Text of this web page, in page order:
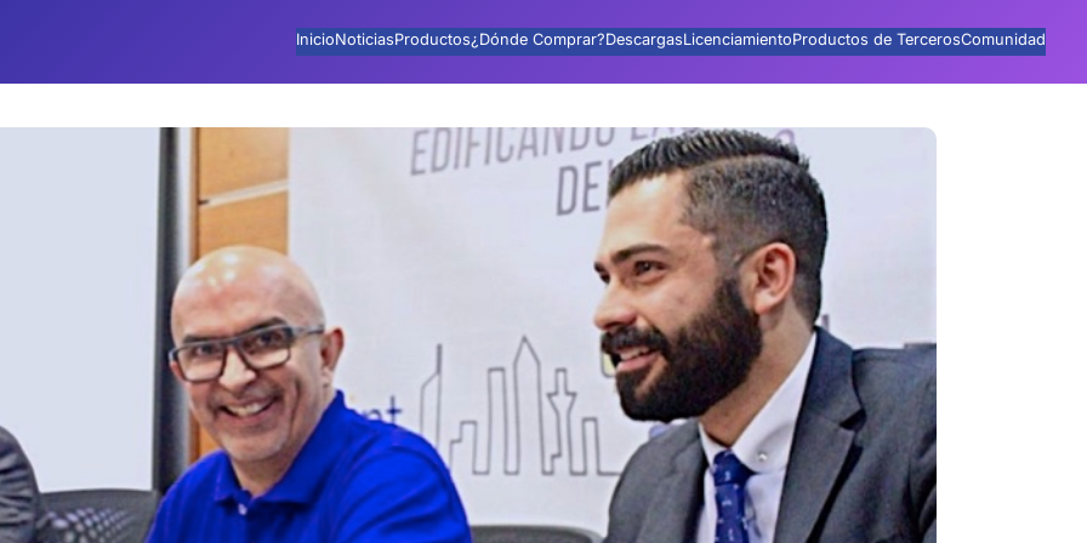
InicioNoticiasProductos¿Dónde Comprar?DescargasLicenciamientoProductos de TercerosComunidad